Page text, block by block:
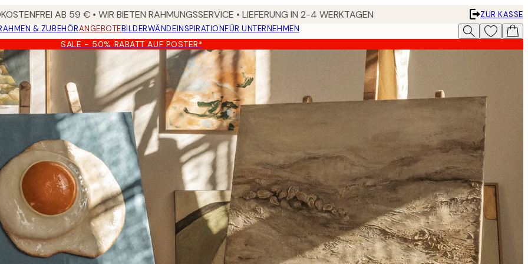
AB 59 € • WIR BIETEN RAHMUNGSSERVICE • LIEFERUNG IN 2-4 WERKTAGEN
ZUR KASSE
& ZUBEHÖRANGEBOTEBILDERWÄNDEINSPIRATIONFÜR UNTERNEHMEN
SALE - 50% RABATT AUF POSTER*